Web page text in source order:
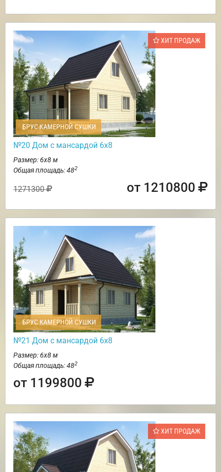
ХИТ ПРОДАЖ
БРУС КАМЕРНОЙ СУШКИ
№20 Дом с мансардой 6х8
Размер: 6х8 м
Общая площадь: 482
1271300 от 1210800
БРУС КАМЕРНОЙ СУШКИ
№21 Дом с мансардой 6х8
Размер: 6х8 м
Общая площадь: 482
от 1199800
ХИТ ПРОДАЖ